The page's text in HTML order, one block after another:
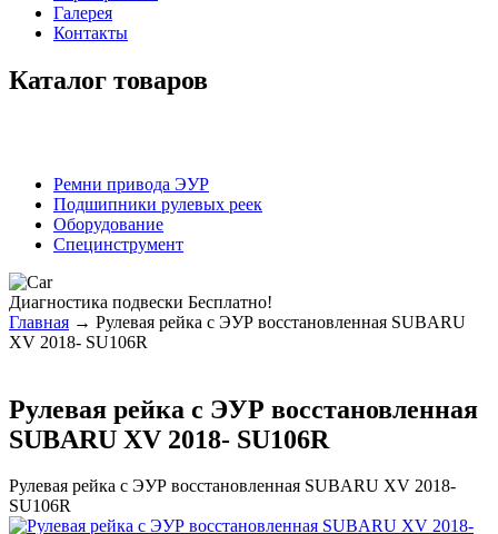
Галерея
Контакты
Каталог товаров
Ремни привода ЭУР
Подшипники рулевых реек
Оборудование
Специнструмент
Диагностика подвески Бесплатно!
Главная → Рулевая рейка с ЭУР восстановленная SUBARU
XV 2018- SU106R
Рулевая рейка с ЭУР восстановленная
SUBARU XV 2018- SU106R
Рулевая рейка с ЭУР восстановленная SUBARU XV 2018-
SU106R